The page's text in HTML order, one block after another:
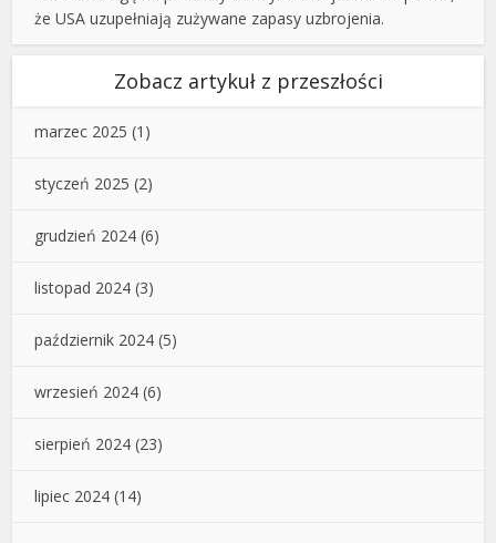
że USA uzupełniają zużywane zapasy uzbrojenia.
Zobacz artykuł z przeszłości
marzec 2025 (1)
styczeń 2025 (2)
grudzień 2024 (6)
listopad 2024 (3)
październik 2024 (5)
wrzesień 2024 (6)
sierpień 2024 (23)
lipiec 2024 (14)